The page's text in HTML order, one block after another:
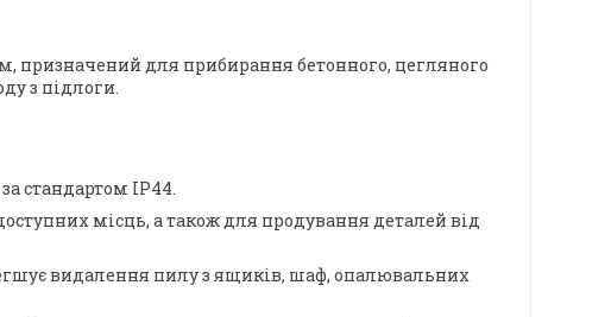
призначений для прибирання бетонного, цегляного
з підлоги.
стандартом IP44.
місць, а також для продування деталей від
видалення пилу з ящиків, шаф, опалювальних